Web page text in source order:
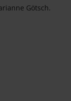
Götsch.